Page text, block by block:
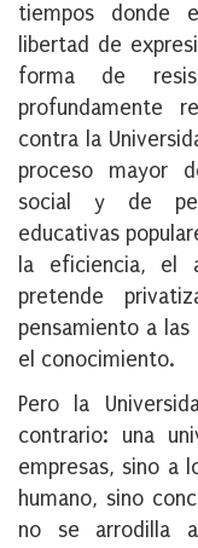
tiempos donde
libertad de
forma de
profundamente
contra la
proceso mayor
social y de
educativas
la eficiencia, el
pretende
pensamiento a
el conocimiento.
Pero la
contrario: una
empresas, sino a
humano, sino
no se arrodilla